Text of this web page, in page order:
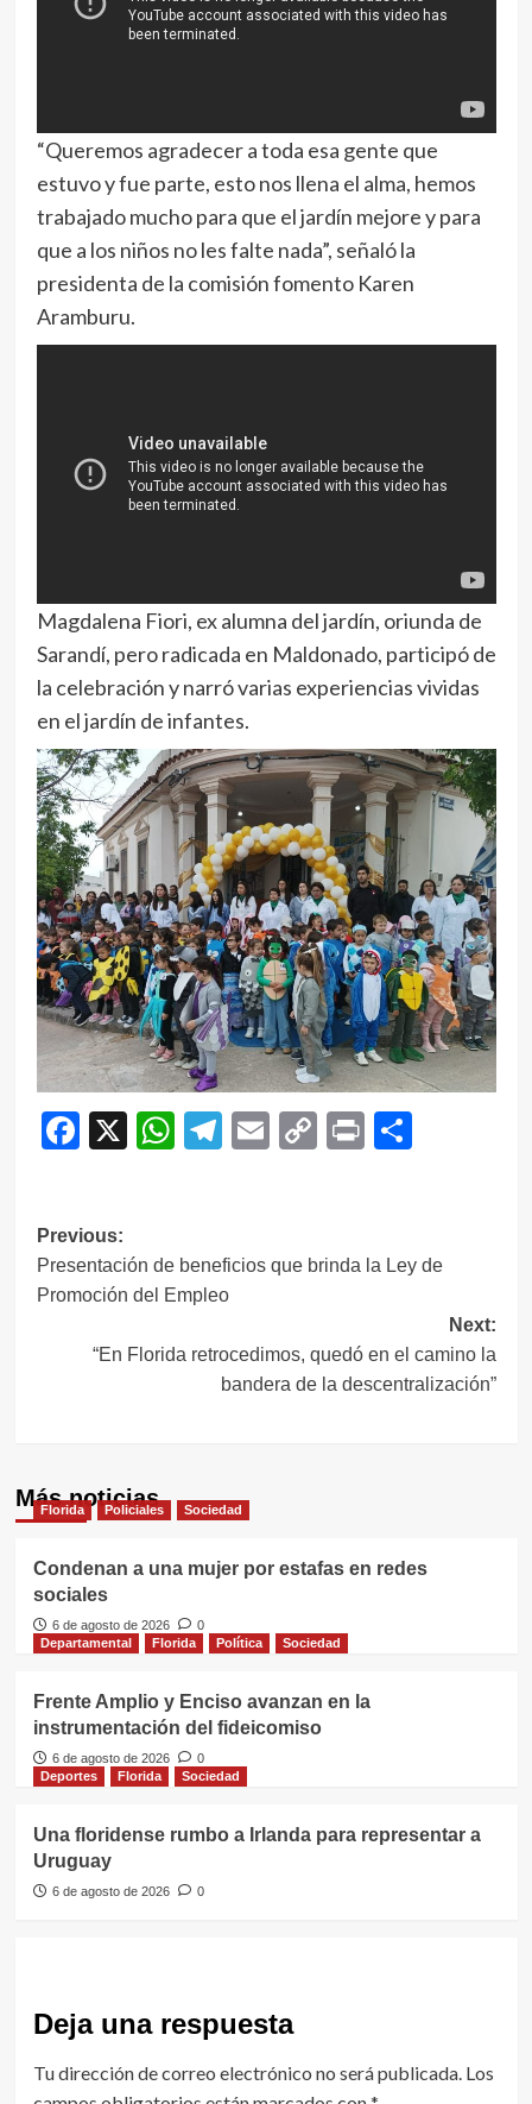
“Queremos agradecer a toda esa gente que
estuvo y fue parte, esto nos llena el alma, hemos
trabajado mucho para que el jardín mejore y para
que a los niños no les falte nada”, señaló la
presidenta de la comisión fomento Karen
Aramburu.
Magdalena Fiori, ex alumna del jardín, oriunda de
Sarandí, pero radicada en Maldonado, participó de
la celebración y narró varias experiencias vividas
en el jardín de infantes.
Facebook
X WhatsApp
Telegram
EmailCopy
Print
Navegación
de
Previous:
Presentación de beneficios que brinda la Ley de
Promoción del Empleo
Next:
“En Florida retrocedimos, quedó en el camino la
bandera de la descentralización”
Más noticias
Florida Policiales Sociedad
Condenan a una mujer por estafas en redes
sociales
6 de agosto de 2026
0
Departamental
Florida Política Sociedad
Frente Amplio y Enciso avanzan en la
instrumentación del fideicomiso
6 de agosto de 2026
0
Deportes
Florida Sociedad
Una floridense rumbo a Irlanda para representar a
Uruguay
6 de agosto de 2026 0
Deja una respuesta
Tu dirección de correo electrónico no será publicada. Los